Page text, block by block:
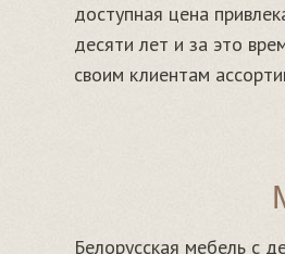
доступная цена
десяти лет и за это
своим клиентам
Белорусская мебель с